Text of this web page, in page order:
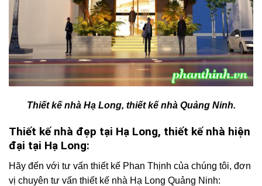
Thiết kế nhà Hạ Long, thiết kế nhà Quảng Ninh.
Thiết kế nhà đẹp tại Hạ Long, thiết kế nhà hiện
đại tại Hạ Long:
Hãy đến với tư vấn thiết kế Phan Thịnh của chúng tôi, đơn
vị chuyên tư vấn thiết kế nhà Hạ Long Quảng Ninh: